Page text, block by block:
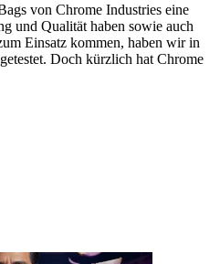
von Chrome Industries eine
und Qualität haben sowie auch
Einsatz kommen, haben wir in
Doch kürzlich hat Chrome